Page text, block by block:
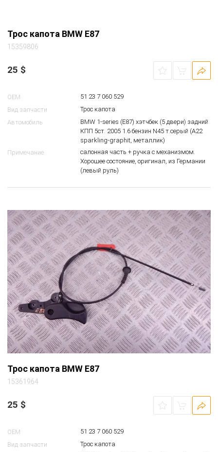
Трос капота BMW E87
15359806
25 $
OEM
51 23 7 060 529
Вид запчасти
Трос капота
Автомобиль
BMW 1-series (E87) хэтчбек (5 двери) задний
КПП 5ст. 2005 1.6 бензин N45 т.серый (A22
sparkling-graphit, металлик)
Примечание
салонная часть + ручка с механизмом.
Хорошее состояние, оригинал, из Германии
(левый руль)
Трос капота BMW E87
15361964
25 $
OEM
51 23 7 060 529
Вид запчасти
Трос капота